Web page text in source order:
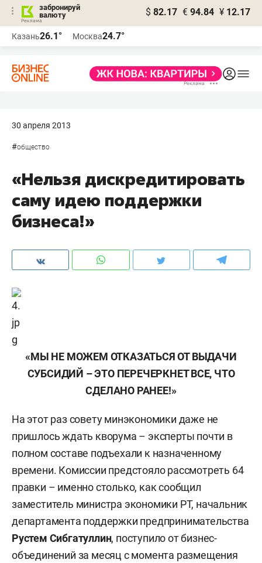
забронируй
валюту
$ 82.17 € 94.84 ¥ 12.17
Казань26.1° Москва24.7°
30 апреля 2013
#общество
«Нельзя дискредитировать
саму идею поддержки
бизнеса!»
«МЫ НЕ МОЖЕМ ОТКАЗАТЬСЯ ОТ ВЫДАЧИ
СУБСИДИЙ – ЭТО ПЕРЕЧЕРКНЕТ ВСЕ, ЧТО
СДЕЛАНО РАНЕЕ!»
На этот раз совету минэкономики даже не
пришлось ждать кворума – эксперты почти в
полном составе подъехали к назначенному
времени. Комиссии предстояло рассмотреть 64
правки – именно столько, как сообщил
заместитель министра экономики РТ, начальник
департамента поддержки предпринимательства
Рустем Сибгатуллин, поступило от бизнес-
объединений за месяц с момента размещения